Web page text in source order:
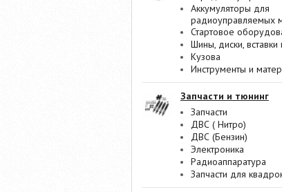
Аккумуляторы для
радиоуправляемых
Стартовое
Шины, диски, вставки
Кузова
Инструменты и
Запчасти и тюнинг
Запчасти
ДВС ( Нитро)
ДВС (Бензин)
Электроника
Радиоаппаратура
Запчасти для